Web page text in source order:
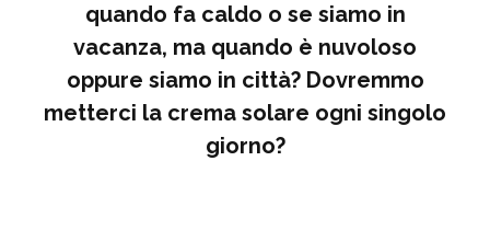
quando fa caldo o se siamo in
vacanza, ma quando è nuvoloso
oppure siamo in città? Dovremmo
metterci la crema solare ogni singolo
giorno?